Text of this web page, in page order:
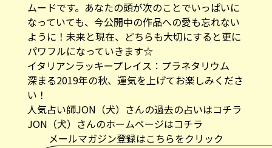
ムードです。あなたの頭が次のことでいっぱいに
なっていても、今公開中の作品への愛も忘れない
ように！未来と現在、どちらも大切にすると更に
パワフルになっていきます☆
イタリアンラッキープレイス： プラネタリウム
深まる2019年の秋、運気を上げてお楽しみくださ
い！
人気占い師JON（犬）さんの過去の占いはコチラ
JON（犬）さんのホームページはコチラ
メールマガジン登録はこちらをクリック